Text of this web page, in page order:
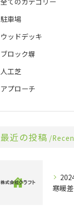
駐車場
ウッドデッキ
ブロック塀
人工芝
アプローチ
最近の投稿
寒暖差